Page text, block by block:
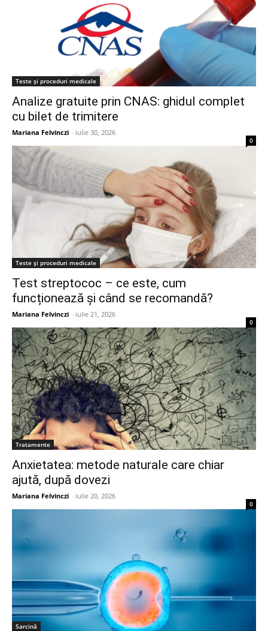
Teste și proceduri medicale
Analize gratuite prin CNAS: ghidul complet
cu bilet de trimitere
Mariana Felvinczi - iulie 30, 2026
0
Teste și proceduri medicale
Test streptococ – ce este, cum
funcționează și când se recomandă?
Mariana Felvinczi - iulie 21, 2026
0
Tratamente
Anxietatea: metode naturale care chiar
ajută, după dovezi
Mariana Felvinczi - iulie 20, 2026
0
Sarcină